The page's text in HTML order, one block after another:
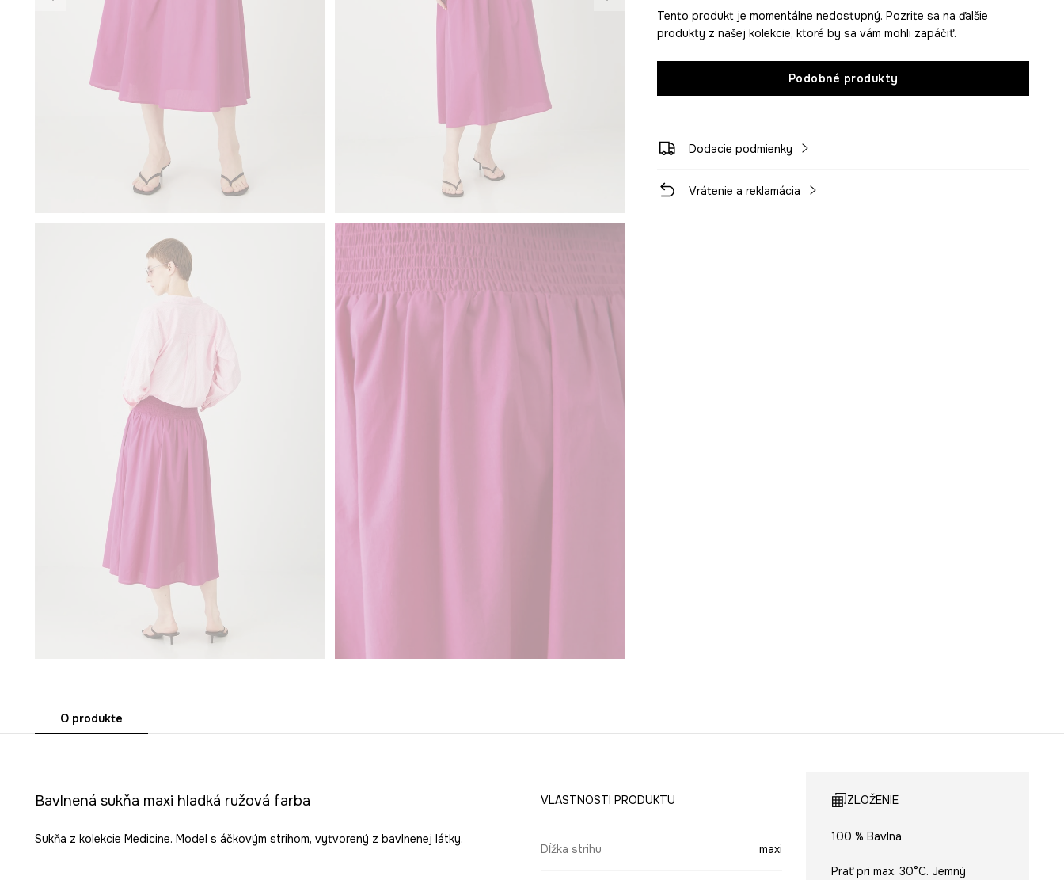
Tento produkt je momentálne nedostupný. Pozrite sa na ďalšie
produkty z našej kolekcie, ktoré by sa vám mohli zapáčiť.
Podobné produkty
Dodacie podmienky
Vrátenie a reklamácia
O produkte
Bavlnená sukňa maxi hladká ružová farba
Sukňa z kolekcie Medicine. Model s áčkovým strihom, vytvorený z bavlnenej látky.
VLASTNOSTI PRODUKTU
Dĺžka strihu maxi
ZLOŽENIE
100 % Bavlna
Prať pri max. 30°C. Jemný